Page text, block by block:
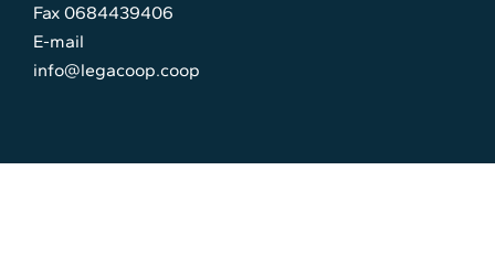
Fax 0684439406
E-mail
info@legacoop.coop